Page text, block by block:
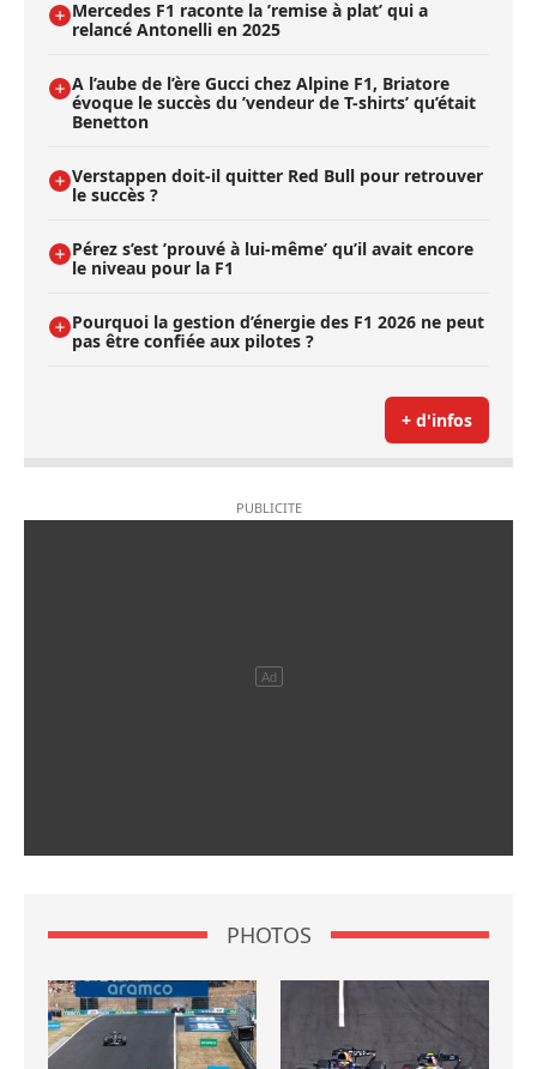
Mercedes F1 raconte la ’remise à plat’ qui a
relancé Antonelli en 2025
A l’aube de l’ère Gucci chez Alpine F1, Briatore
évoque le succès du ’vendeur de T-shirts’ qu’était
Benetton
Verstappen doit-il quitter Red Bull pour retrouver
le succès ?
Pérez s’est ’prouvé à lui-même’ qu’il avait encore
le niveau pour la F1
Pourquoi la gestion d’énergie des F1 2026 ne peut
pas être confiée aux pilotes ?
+ d'infos
PHOTOS